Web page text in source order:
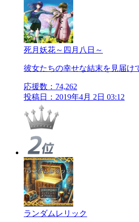
死月妖花～四月八日～
彼女たちの幸せな結末を見届け
応援数： 74,262
投稿日：2019年4月 2日 03:12
ランダムレリック